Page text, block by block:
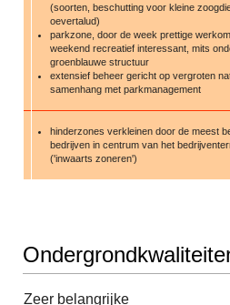
(soorten, beschutting voor kleine
oevertalud)
parkzone, door de week prettige
weekend recreatief interessant, mits
groenblauwe structuur
extensief beheer gericht op vergroten
samenhang met parkmanagement
hinderzones verkleinen door de meest
bedrijven in centrum van het
('inwaarts zoneren')
Zeer belangrijke